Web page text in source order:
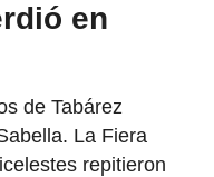
en
de Tabárez
La Fiera
repitieron